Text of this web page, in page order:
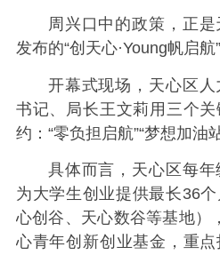
周兴口中的政策，正
发布的“创天心·Young帆启航
开幕式现场，天心区
书记、局长王文莉用三个
约：“零负担启航”“梦想加油
具体而言，天心区每年
为大学生创业提供最长36
心创谷、天心数谷等基地）
心青年创新创业基金，重点